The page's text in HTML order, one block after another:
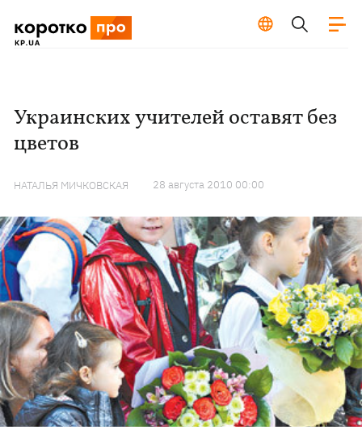
Украинских учителей оставят без
цветов
НАТАЛЬЯ МИЧКОВСКАЯ 28 августа 2010 00:00